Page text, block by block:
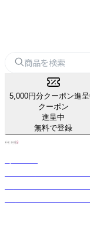
5,000円分クーポン進
クーポン
進呈中
無料で登録